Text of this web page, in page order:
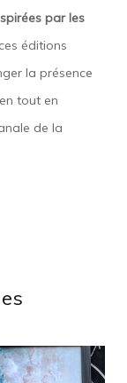
par les
éditions
la présence
tout en
de la